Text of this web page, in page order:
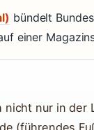
bündelt
einer
nur in der